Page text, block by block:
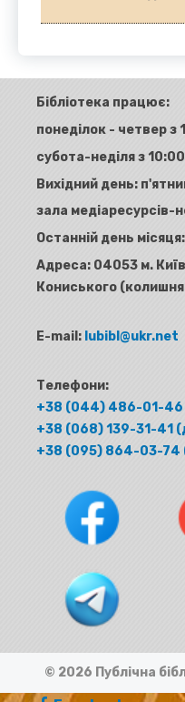
Бібліотека працює:
понеділок - четвер з
субота-неділя з
Вихідний день:
зала медіаресурсів-
Останній день
Адреса: 04053 м.
Кониського
E-mail: lubibl@ukr.net
Телефони:
+38 (044) 486-01-46
+38 (068) 139-31-41
+38 (095) 864-03-74
© 2026 Публічна